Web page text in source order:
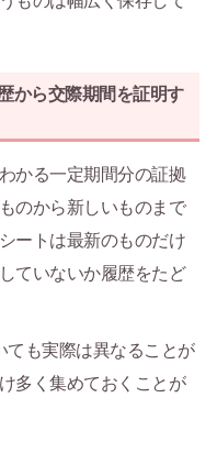
から交際期間を証明す
かる一定期間分の証拠
のから新しいものまで
ートは最新のものだけ
ていないか履歴をたど
ても実際は異なることが
多く集めておくことが